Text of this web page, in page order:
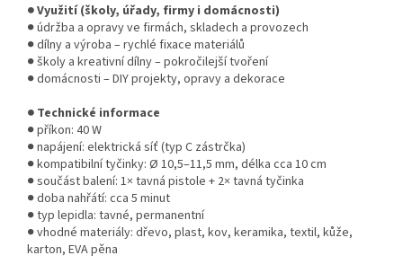
● Využití (školy, úřady, firmy i domácnosti)
● údržba a opravy ve firmách, skladech a provozech
● dílny a výroba – rychlé fixace materiálů
● školy a kreativní dílny – pokročilejší tvoření
● domácnosti – DIY projekty, opravy a dekorace
● Technické informace
● příkon: 40 W
● napájení: elektrická síť (typ C zástrčka)
● kompatibilní tyčinky: Ø 10,5–11,5 mm, délka cca 10 cm
● součást balení: 1× tavná pistole + 2× tavná tyčinka
● doba nahřátí: cca 5 minut
● typ lepidla: tavné, permanentní
● vhodné materiály: dřevo, plast, kov, keramika, textil, kůže,
karton, EVA pěna